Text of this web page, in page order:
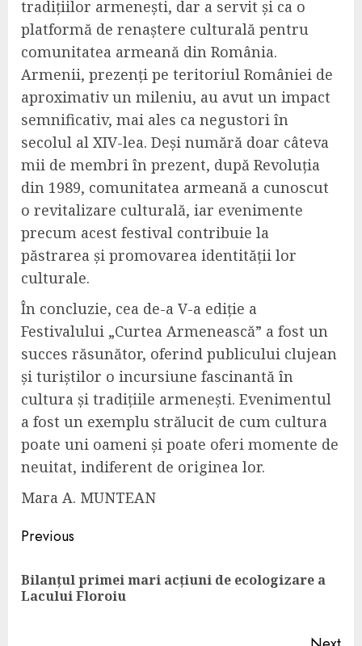
tradițiilor armenești, dar a servit și ca o
platformă de renaștere culturală pentru
comunitatea armeană din România.
Armenii, prezenți pe teritoriul României de
aproximativ un mileniu, au avut un impact
semnificativ, mai ales ca negustori în
secolul al XIV-lea. Deși numără doar câteva
mii de membri în prezent, după Revoluția
din 1989, comunitatea armeană a cunoscut
o revitalizare culturală, iar evenimente
precum acest festival contribuie la
păstrarea și promovarea identității lor
culturale.
În concluzie, cea de-a V-a ediție a
Festivalului „Curtea Armenească” a fost un
succes răsunător, oferind publicului clujean
și turiștilor o incursiune fascinantă în
cultura și tradițiile armenești. Evenimentul
a fost un exemplu strălucit de cum cultura
poate uni oameni și poate oferi momente de
neuitat, indiferent de originea lor.
Mara A. MUNTEAN
Continue
Reading
Previous
Bilanțul primei mari acțiuni de ecologizare a
Lacului Floroiu